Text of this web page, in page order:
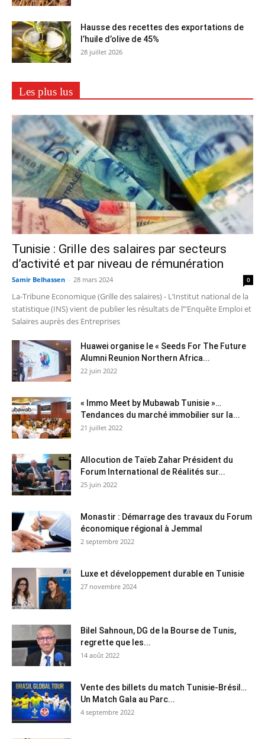
Hausse des recettes des exportations de
l’huile d’olive de 45%
28 juillet 2026
Les plus lus
Tunisie : Grille des salaires par secteurs
d’activité et par niveau de rémunération
Samir Belhassen - 28 mars 2024 0
La-Tribune Economique (Grille des salaires) - L’Institut national de la
statistique (INS) vient de publier les résultats de l’"Enquête Emploi et
Salaires auprès des Entreprises
Huawei organise le « Seeds For The Future
Alumni Reunion Northern Africa...
22 juin 2022
« Immo Meet by Mubawab Tunisie »…
Tendances du marché immobilier sur la...
21 juillet 2022
Allocution de Taïeb Zahar Président du
Forum International de Réalités sur...
25 juin 2022
Monastir : Démarrage des travaux du Forum
économique régional à Jemmal
2 septembre 2022
Luxe et développement durable en Tunisie
27 novembre 2024
Bilel Sahnoun, DG de la Bourse de Tunis,
regrette que les...
14 août 2022
Vente des billets du match Tunisie-Brésil…
Un Match Gala au Parc...
4 septembre 2022